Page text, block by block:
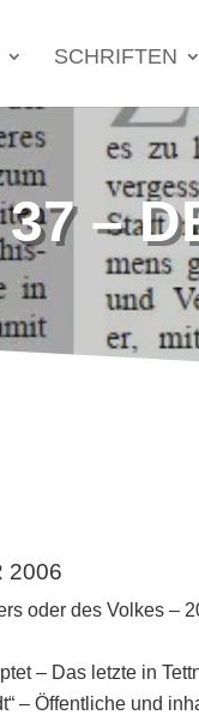
SCHRIFTEN
–
2006
oder des Volkes –
– Das letzte in
– Öffentliche und